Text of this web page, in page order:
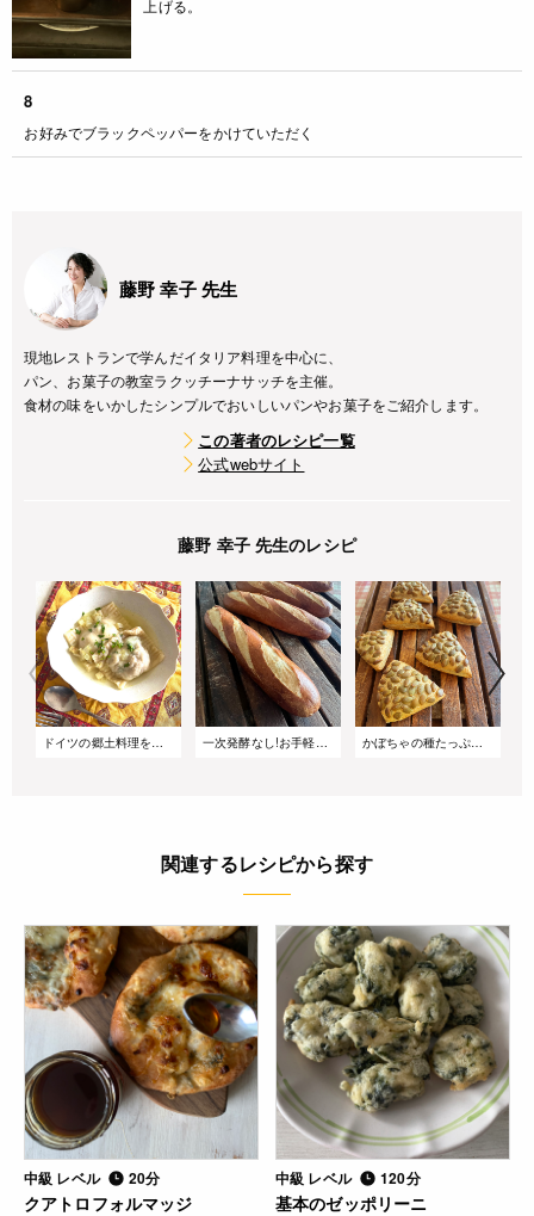
上げる。
8
お好みでブラックペッパーをかけていただく
藤野 幸子 先生
現地レストランで学んだイタリア料理を中心に、
パン、お菓子の教室ラクッチーナサッチを主催。
食材の味をいかしたシンプルでおいしいパンやお菓子をご紹介します。
この著者のレシピ一覧
公式webサイト
藤野 幸子 先生のレシピ
ドイツの郷土料理をお家で楽しむ!「マウルタッシェン」 一次発酵なし!お手軽ドイツパン【ラウゲンベックル】 かぼちゃの種たっぷり!ドイツの食事パン【キュルビスケルンブロートヒェン】
関連するレシピから探す
中級 レベル 20分
クアトロフォルマッジ
中級 レベル 120分
基本のゼッポリーニ